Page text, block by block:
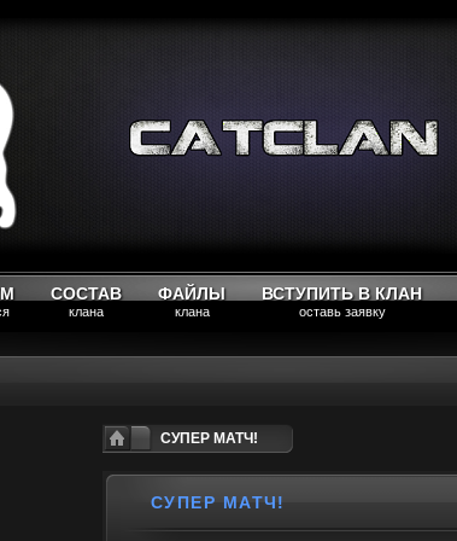
СОСТАВ
клана
ФАЙЛЫ
клана
ВСТУПИТЬ В КЛАН
оставь заявку
СУПЕР МАТЧ!
СУПЕР МАТЧ!